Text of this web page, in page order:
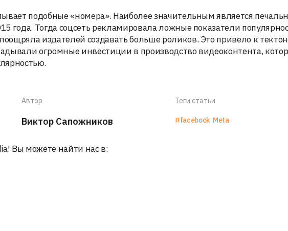
подобные «номера». Наиболее значительным является
года. Тогда соцсеть рекламировала ложные показатели
издателей создавать больше роликов. Это привело к
огромные инвестиции в производство видеоконтента,
Автор
Виктор Сапожников
Теги статьи
#facebook Meta
Вы можете найти нас в: